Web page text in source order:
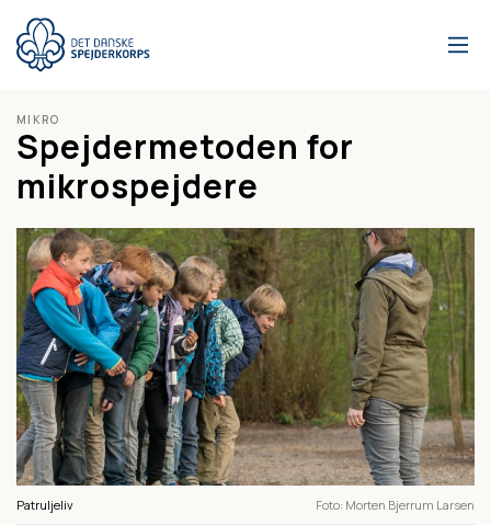
hovedindhold
MIKRO
Spejdermetoden for
mikrospejdere
Foto Morten Bjerrum Larsen
Patruljeliv